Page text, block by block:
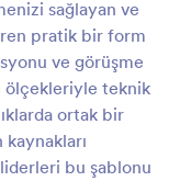
sağlayan ve
pratik bir form
ve görüşme
ölçekleriyle teknik
ortak bir
bu şablonu